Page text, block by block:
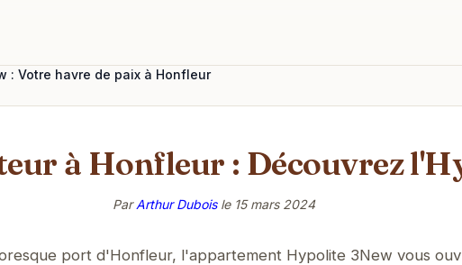
: Votre havre de paix à Honfleur
à Honfleur : Découvrez
ParArthur Duboisle 15 mars 2024
port d'Honfleur, l'appartement Hypolite 3New vous